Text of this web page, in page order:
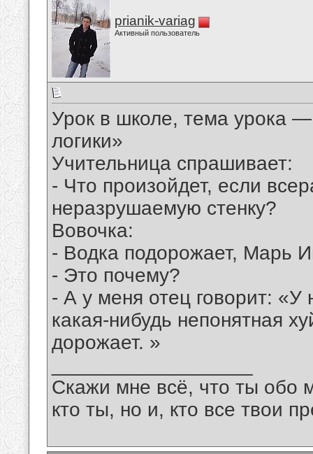
prianik-variag
Активный пользователь
Урок в школе, тема урока
логики»
Учительница спрашивает:
- Что произойдет, если
неразрушаемую стенку?
Вовочка:
- Водка подорожает, Марь
- Это почему?
- А у меня отец говорит: «У
какая-нибудь непонятная
дорожает. »
Скажи мне всё, что ты обо
кто ты, но и, кто все твои